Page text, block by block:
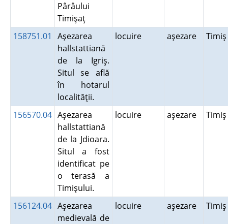
Pârâului
Timişaţ
158751.01
Aşezarea
hallstattiană
de la Igriş.
Situl se află
în hotarul
localităţii.
locuire aşezare
156570.04 Aşezarea
hallstattiană
de la Jdioara.
Situl a fost
identificat pe
o terasă a
Timişului.
locuire aşezare
156124.04 Aşezarea
medievală de
locuire aşezare